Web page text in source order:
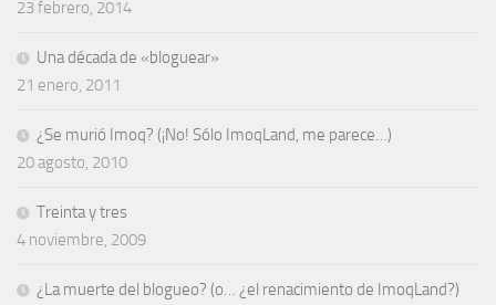
23 febrero, 2014
Una década de «bloguear»
21 enero, 2011
¿Se murió Imoq? (¡No! Sólo ImoqLand, me parece…)
20 agosto, 2010
Treinta y tres
4 noviembre, 2009
¿La muerte del blogueo? (o… ¿el renacimiento de ImoqLand?)